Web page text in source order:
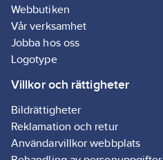
Webbutiken
Vår verksamhet
Jobba hos oss
Logotype
Villkor och rättigheter
Bildrättigheter
Reklamation och retur
Användarvillkor webbplats